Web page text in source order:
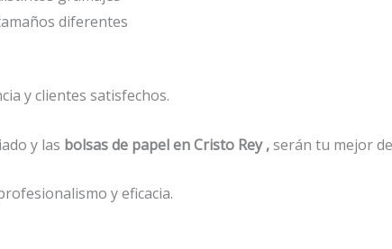
diferentes
y clientes satisfechos.
y las bolsas de papel en Cristo Rey ,serán tu mejor
y eficacia.